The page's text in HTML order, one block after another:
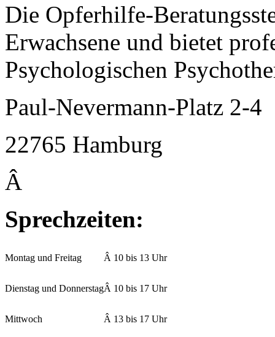
Die Opferhilfe-
Erwachsene und bietet
Psychologischen
Paul-Nevermann-Platz 2-4
22765 Hamburg
Â
Sprechzeiten:
Montag und Freitag Â 10 bis 13 Uhr
Dienstag und DonnerstagÂ 10 bis 17 Uhr
Mittwoch Â 13 bis 17 Uhr